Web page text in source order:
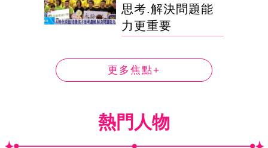
思考.解決問題能
力更重要
更多焦點+
熱門人物